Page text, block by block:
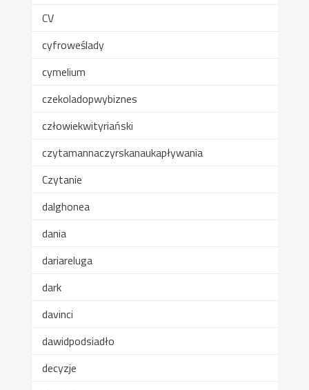
CV
cyfroweślady
cymelium
czekoladopwybiznes
człowiekwityriański
czytamannaczyrskanaukapływania
Czytanie
dalghonea
dania
dariareluga
dark
davinci
dawidpodsiadło
decyzje